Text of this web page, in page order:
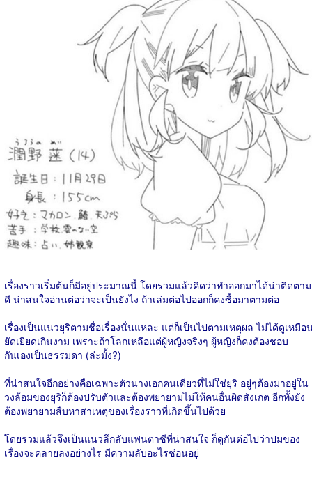
เรื่องราวเริ่มต้นก็มีอยู่ประมาณนี้ โดยรวมแล้วคิดว่าทำออกมาได้น่าติดตาม
ดี น่าสนใจอ่านต่อว่าจะเป็นยังไง ถ้าเล่มต่อไปออกก็คงซื้อมาตามต่อ
เรื่องเป็นแนวยุริตามชื่อเรื่องนั่นแหละ แต่ก็เป็นไปตามเหตุผล ไม่ได้ดูเหมือ
ยัดเยียดเกินงาม เพราะถ้าโลกเหลือแต่ผู้หญิงจริงๆ ผู้หญิงก็คงต้องชอบ
กันเองเป็นธรรมดา (ล่ะมั้ง?)
ที่น่าสนใจอีกอย่างคือเฉพาะตัวนางเอกคนเดียวที่ไม่ใช่ยุริ อยู่ๆต้องมาอยู่ใน
วงล้อมของยุริก็ต้องปรับตัวและต้องพยายามไม่ให้คนอื่นผิดสังเกต อีกทั้งยัง
ต้องพยายามสืบหาสาเหตุของเรื่องราวที่เกิดขึ้นไปด้วย
โดยรวมแล้วจึงเป็นแนวลึกลับแฟนตาซีที่น่าสนใจ ก็ดูกันต่อไปว่าปมของ
เรื่องจะคลายลงอย่างไร มีความลับอะไรซ่อนอยู่